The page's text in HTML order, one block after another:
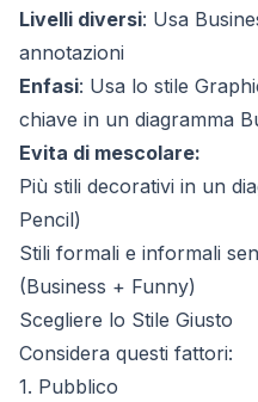
Livelli diversi: Usa
annotazioni
Enfasi: Usa lo stile
chiave in un diagramma
Evita di mescolare:
Più stili decorativi in un
Pencil)
Stili formali e informali
(Business + Funny)
Scegliere lo Stile Giusto
Considera questi fattori:
1. Pubblico